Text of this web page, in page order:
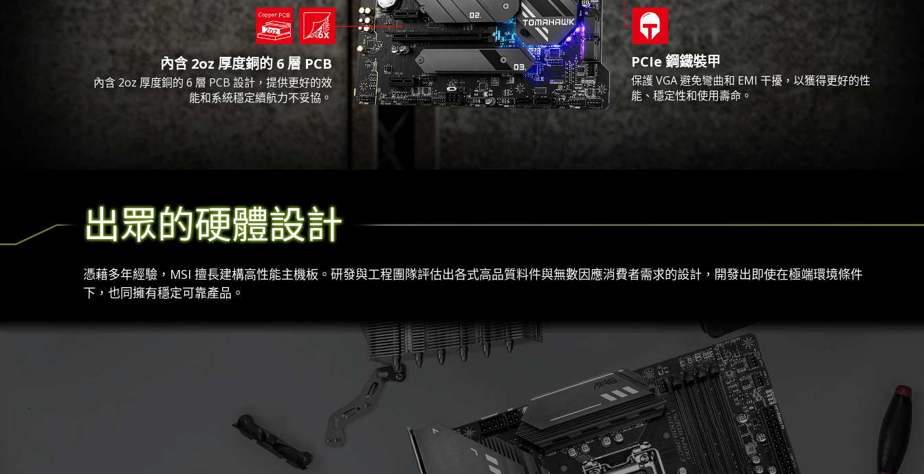
內含 2oz 厚度銅的 6 層 PCB
內含 2oz 厚度銅的 6 層 PCB 設計，提供更好的效
能和系統穩定續航力不妥協。
PCIe 鋼鐵裝甲
保護 VGA 避免彎曲和 EMI 干擾，以獲得更好的性
能、穩定性和使用壽命。
出眾的硬體設計
憑藉多年經驗，MSI 擅長建構高性能主機板。研發與工程團隊評估出各式高品質料件與無數因應消費者需求的設計，開發出即使在極端環境條件
下，也同擁有穩定可靠產品。